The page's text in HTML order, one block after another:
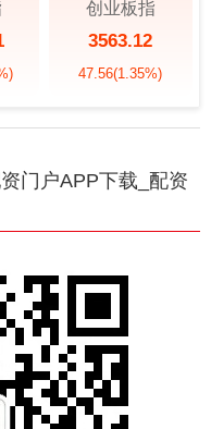
创业板指
3563.12
47.56(1.35%)
门户APP下载_配资